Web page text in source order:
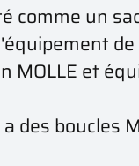
comme un
MOLLE et
des